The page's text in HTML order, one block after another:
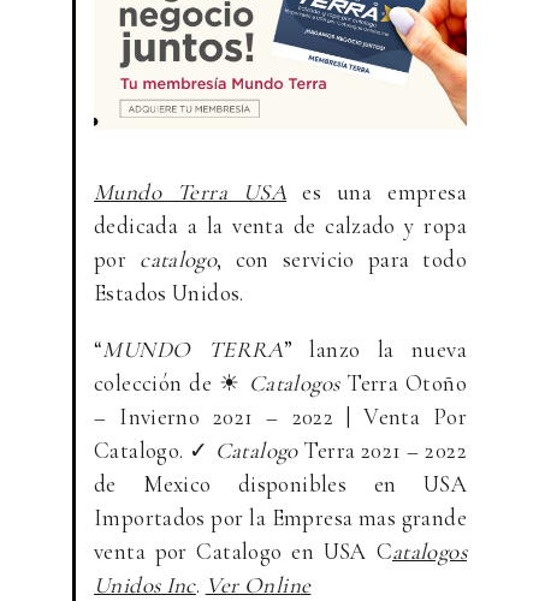
Mundo TerraUSA es una empresa
dedicada a la venta de calzado y ropa
por catalogo, con servicio para todo
Estados Unidos.
“MUNDO TERRA” lanzo la nueva
colección de ☀ CatalogosTerra Otoño
– Invierno 2021 – 2022 | Venta Por
Catalogo. ✓ CatalogoTerra 2021 – 2022
de Mexico disponibles en USA
Importados por la Empresa mas grande
venta por Catalogo en USA Catalogos
Unidos Inc. Ver Online